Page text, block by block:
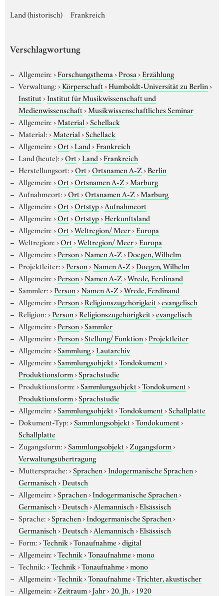
Land (historisch) Frankreich
Verschlagwortung
Allgemein:›Forschungsthema›Prosa›Erzählung
Verwaltung:›Körperschaft›Humboldt-Universität zu Berlin›
Institut›Institut für Musikwissenschaft und
Medienwissenschaft›Musikwissenschaftliches Seminar
Allgemein:›Material›Schellack
Material:›Material›Schellack
Allgemein:›Ort›Land›Frankreich
Land (heute):›Ort›Land›Frankreich
Herstellungsort:›Ort›Ortsnamen A-Z›Berlin
Allgemein:›Ort›Ortsnamen A-Z›Marburg
Aufnahmeort:›Ort›Ortsnamen A-Z›Marburg
Allgemein:›Ort›Ortstyp›Aufnahmeort
Allgemein:›Ort›Ortstyp›Herkunftsland
Allgemein:›Ort›Weltregion/ Meer›Europa
Weltregion:›Ort›Weltregion/ Meer›Europa
Allgemein:›Person›Namen A-Z›Doegen, Wilhelm
Projektleiter:›Person›Namen A-Z›Doegen, Wilhelm
Allgemein:›Person›Namen A-Z›Wrede, Ferdinand
Sammler:›Person›Namen A-Z›Wrede, Ferdinand
Allgemein:›Person›Religionszugehörigkeit›evangelisch
Religion:›Person›Religionszugehörigkeit›evangelisch
Allgemein:›Person›Sammler
Allgemein:›Person›Stellung/ Funktion›Projektleiter
Allgemein:›Sammlung›Lautarchiv
Allgemein:›Sammlungsobjekt›Tondokument›
Produktionsform›Sprachstudie
Produktionsform:›Sammlungsobjekt›Tondokument›
Produktionsform›Sprachstudie
Allgemein:›Sammlungsobjekt›Tondokument›Schallplatte
Dokument-Typ:›Sammlungsobjekt›Tondokument›
Schallplatte
Zugangsform:›Sammlungsobjekt›Zugangsform›
Verwaltungsübertragung
Muttersprache:›Sprachen›Indogermanische Sprachen›
Germanisch›Deutsch
Allgemein:›Sprachen›Indogermanische Sprachen›
Germanisch›Deutsch›Alemannisch›Elsässisch
Sprache:›Sprachen›Indogermanische Sprachen›
Germanisch›Deutsch›Alemannisch›Elsässisch
Form:›Technik›Tonaufnahme›digital
Allgemein:›Technik›Tonaufnahme›mono
Technik:›Technik›Tonaufnahme›mono
Allgemein:›Technik›Tonaufnahme›Trichter, akustischer
Allgemein:›Zeitraum›Jahr›20. Jh.› 1920